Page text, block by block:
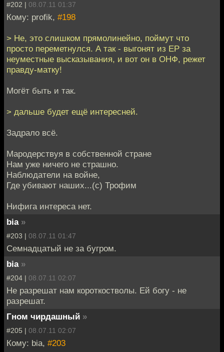
#202 | 08.07.11 01:37
Кому: profik, #198
> Не, это слишком прямолинейно, поймут что
просто переметнулся. А так - выгонят из ЕР за
неуместные высказывания, и вот он в ОНФ, режет
правду-матку!
Могёт быть и так.
> дальше будет ещё интересней.
Задрало всё.
Мародерствуя в собственной стране
Нам уже ничего не страшно.
Наблюдатели на войне,
Где убивают наших...(с) Трофим
Нифига интереса нет.
bia »
#203 | 08.07.11 01:47
Семнадцатый не за бугром.
bia »
#204 | 08.07.11 02:07
Не разрешат нам короткостволы. Ей богу - не
разрешат.
Гном чирдашный »
#205 | 08.07.11 02:07
Кому: bia, #203